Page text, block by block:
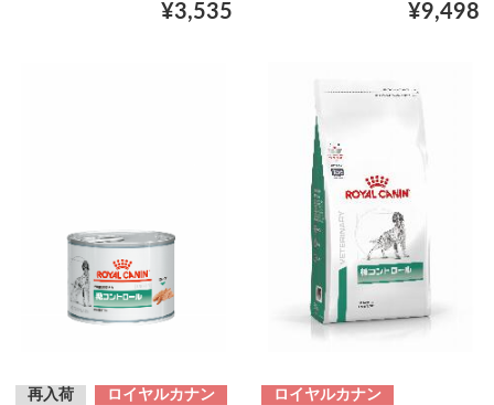
¥3,535 ¥9,498
再入荷
ロイヤルカナン
ロイヤルカナン